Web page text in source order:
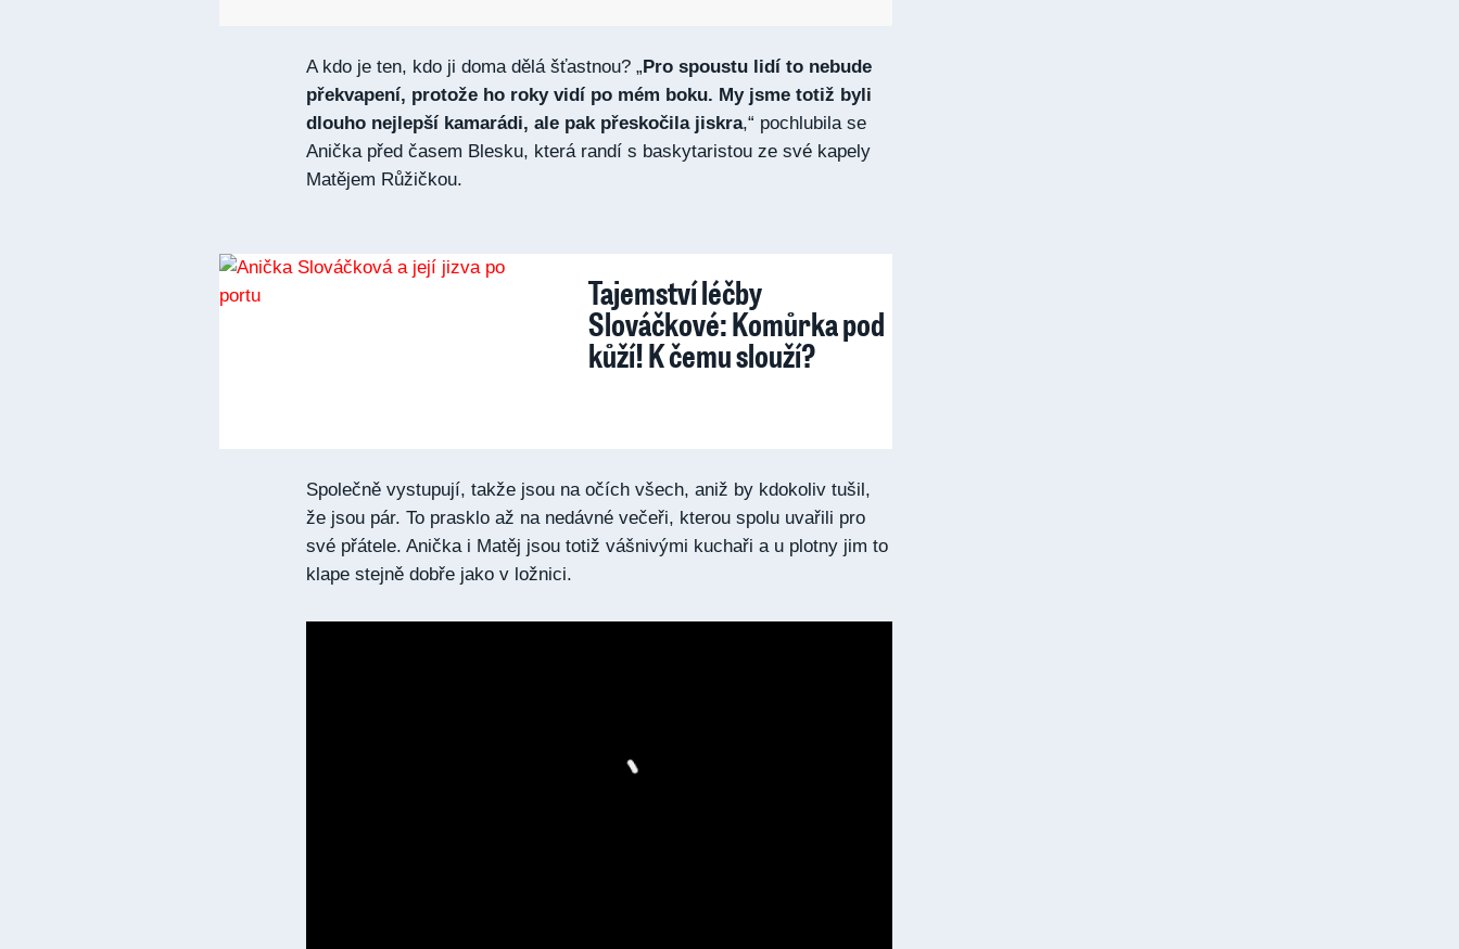
A kdo je ten, kdo ji doma dělá šťastnou? „Pro spoustu lidí to nebude
překvapení, protože ho roky vidí po mém boku. My jsme totiž byli
dlouho nejlepší kamarádi, ale pak přeskočila jiskra,“ pochlubila se
Anička před časem Blesku, která randí s baskytaristou ze své kapely
Matějem Růžičkou.
Tajemství léčby
Slováčkové: Komůrka pod
kůží! K čemu slouží?
Společně vystupují, takže jsou na očích všech, aniž by kdokoliv tušil,
že jsou pár. To prasklo až na nedávné večeři, kterou spolu uvařili pro
své přátele. Anička i Matěj jsou totiž vášnivými kuchaři a u plotny jim to
klape stejně dobře jako v ložnici.